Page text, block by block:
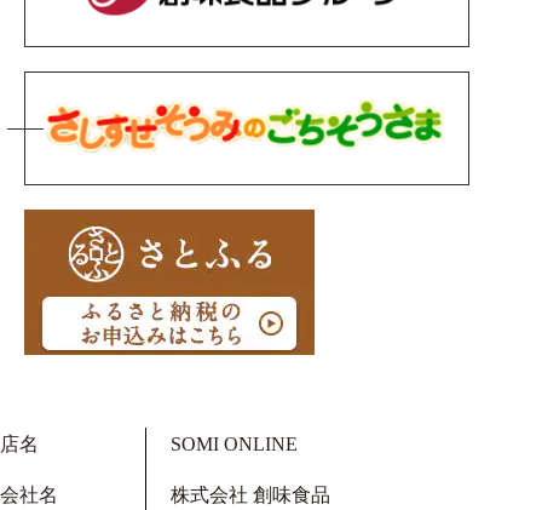
店名 SOMI ONLINE
会社名 株式会社 創味食品